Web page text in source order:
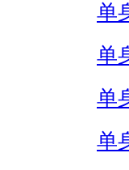
单
单
单
单